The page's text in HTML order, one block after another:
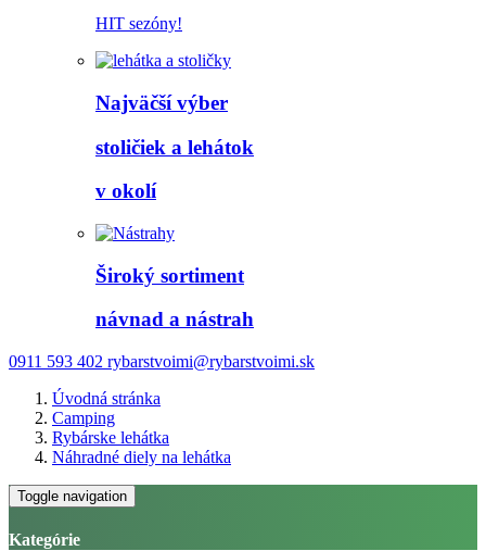
HIT sezóny!
Najväčší výber
stoličiek a lehátok
v okolí
Široký sortiment
návnad a nástrah
0911 593 402 rybarstvoimi@rybarstvoimi.sk
Úvodná stránka
Camping
Rybárske lehátka
Náhradné diely na lehátka
Toggle navigation
Kategórie